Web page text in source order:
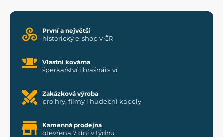
První a největší
historický e-shop v ČR
Vlastní kovárna
šperkařství i brašnářství
Zakázková výroba
pro hry, filmy i hudební kapely
Kamenná prodejna
otevřena 7 dní v týdnu